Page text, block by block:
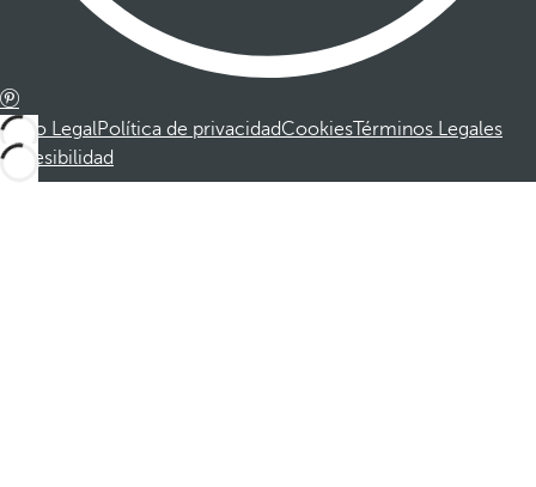
Aviso LegalPolítica de privacidadCookiesTérminos Legales
Accesibilidad